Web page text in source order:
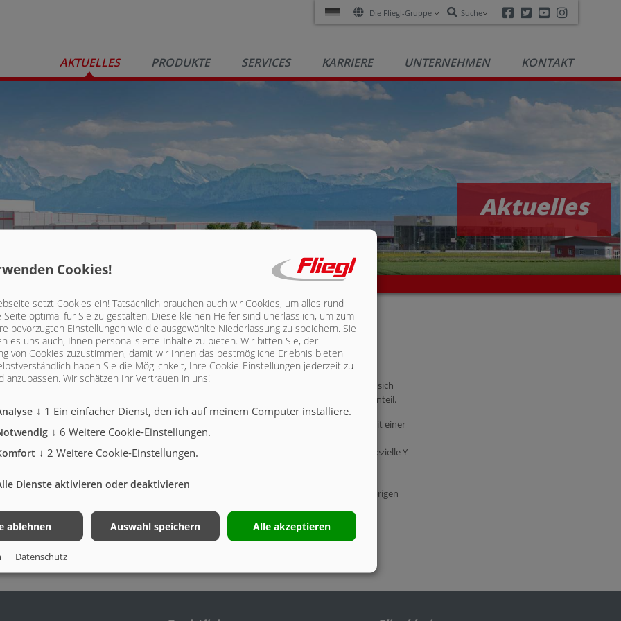
Die Fliegl-Gruppe Suche Facebook
TwitterYoutube
AKTUELLES PRODUKTE SERVICES KARRIERE UNTERNEHMEN KONTAKT
Aktuelles
- im Einsatz im Münsterland!
wir zum ersten Mal das Güllefass Bigfoot auf dem Gülletag in Triesdorf. Es zeichnet sich
und beste Lastenverteilung aus und ist damit ein Spezialist für Böden mit hohem Wasseranteil.
Fliegl Alpha Line basiert, besitzt das Bigfoot Fass zwei große Vorteile. Zum einen ist es mit einer
ausgestattet. Bei dieser Aggregatsform wird die Radlast optimal verteilt. Es bietet beste
hohen Fahrkomfort und das sogar in Seitenlagen. Zum anderen kommt auch hier die spezielle Y-
welche zudem einen optimalen Komfort beim Fahren erzeugt.
seit einiger Zeit in Niedersachsen im Einsatz und stellt sich den Herausforderungen der moorigen
Cookies!
setzt Cookies ein! Tatsächlich brauchen auch wir Cookies, um alles rund
Seite optimal für Sie zu gestalten. Diese kleinen Helfer sind unerlässlich, um zum
bevorzugten Einstellungen wie die ausgewählte Niederlassung zu speichern. Sie
es uns auch, Ihnen personalisierte Inhalte zu bieten. Wir bitten Sie, der
von Cookies zuzustimmen, damit wir Ihnen das bestmögliche Erlebnis bieten
haben Sie die Möglichkeit, Ihre Cookie-Einstellungen jederzeit zu
anzupassen. Wir schätzen Ihr Vertrauen in uns!
↓ 1 Ein einfacher Dienst, den ich auf meinem Computer installiere.
↓ 6 Weitere Cookie-Einstellungen.
↓ 2 Weitere Cookie-Einstellungen.
Dienste aktivieren oder deaktivieren
ablehnen Auswahl speichern Alle akzeptieren
Datenschutz